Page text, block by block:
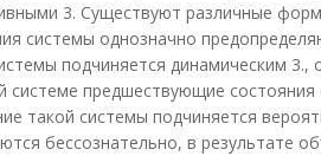
3. Существуют различные
системы однозначно
подчиняется динамическим
системе предшествующие
такой системы подчиняется
бессознательно, в результате